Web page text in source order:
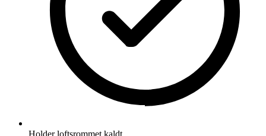
Holder loftsrommet kaldt